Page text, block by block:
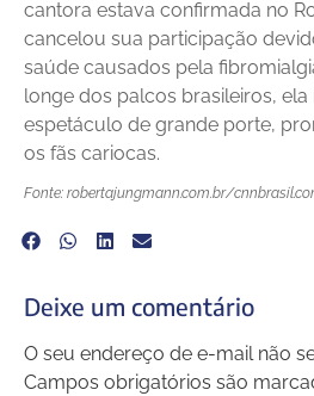
cantora estava confirmada no
cancelou sua participação
saúde causados pela
longe dos palcos brasileiros,
espetáculo de grande porte,
os fãs cariocas.
Fonte: robertajungmann.com.br/
Deixe um comentário
O seu endereço de e-mail não
Campos obrigatórios são